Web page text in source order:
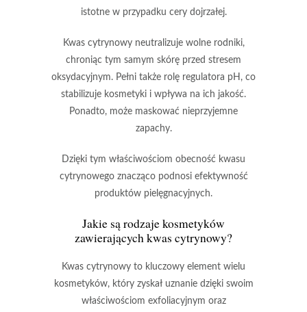
istotne w przypadku cery dojrzałej.
Kwas cytrynowyneutralizuje wolne rodniki,
chroniąc tym samym skórę przed stresem
oksydacyjnym. Pełni także rolę regulatora pH, co
stabilizuje kosmetyki i wpływa na ich jakość.
Ponadto, może maskować nieprzyjemne
zapachy.
Dzięki tym właściwościom obecność kwasu
cytrynowego znacząco podnosi efektywność
produktów pielęgnacyjnych.
Jakie są rodzaje kosmetyków
zawierających kwas cytrynowy?
Kwas cytrynowy to kluczowy element wielu
kosmetyków, który zyskał uznanie dzięki swoim
właściwościom exfoliacyjnym oraz